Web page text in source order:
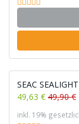
SEAC
49,63 € 49,90 €
inkl. 19%